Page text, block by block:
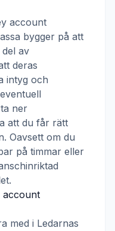
account
bygger på att
av
deras
intyg och
ner
att du får rätt
Oavsett om du
på timmar eller
account
med i Ledarnas